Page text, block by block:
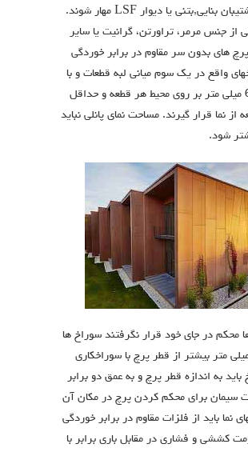
مستقیم به دیوار پشتیبان بنایی,بتنی یا دیوار LSF مهار شوند.
از جنس مرمر، تراورتن، گرانیت یا سایر
های بدون سر مقاوم در برابر خوردگی
واقع در یک سوم میانی لبه قطعات و با
فواصل حداکثر 600 میلی متر بر روي محیط هر قطعه و حداقل
نما قرار گیرند. مساحت نماي پانلی نباید
محکم در جاي خود قرار نگرفتند سوراخ ها
به مقدار ، 6/1میلی متر بیشتر از قطر پرچ با سوراخکاري
به اندازه قطر پرچ و به عمق دو برابر
سیمان براي محکم کردن پرچ در مکان آن
نما باید از فلزات مقاوم در برابر خوردگی
کششی و فشاري در مقابل باري برابر با